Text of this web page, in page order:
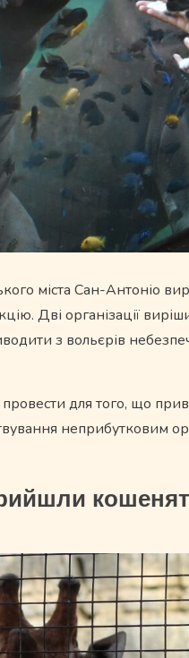
міста Сан-Антоніо
Дві організації
з вольєрів
провести для того, що
неприбутковим